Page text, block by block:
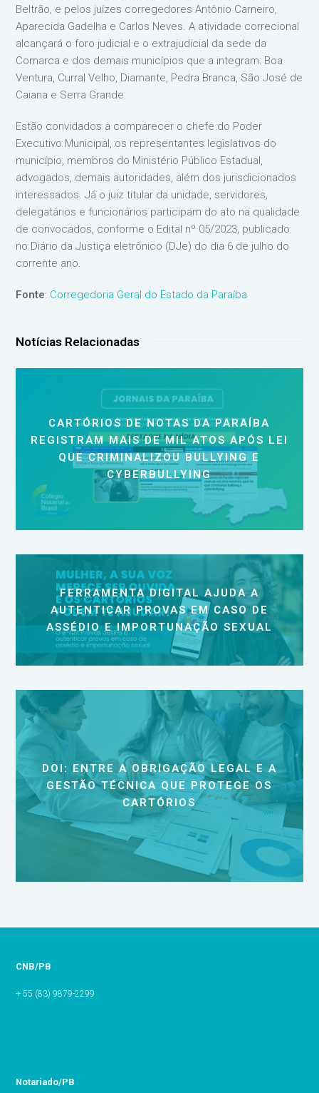
Beltrão, e pelos juízes corregedores Antônio Carneiro,
Aparecida Gadelha e Carlos Neves. A atividade correcional
alcançará o foro judicial e o extrajudicial da sede da
Comarca e dos demais municípios que a integram: Boa
Ventura, Curral Velho, Diamante, Pedra Branca, São José de
Caiana e Serra Grande.
Estão convidados a comparecer o chefe do Poder
Executivo Municipal, os representantes legislativos do
município, membros do Ministério Público Estadual,
advogados, demais autoridades, além dos jurisdicionados
interessados. Já o juiz titular da unidade, servidores,
delegatários e funcionários participam do ato na qualidade
de convocados, conforme o Edital nº 05/2023, publicado
no Diário da Justiça eletrônico (DJe) do dia 6 de julho do
corrente ano.
Fonte: Corregedoria Geral do Estado da Paraíba
Notícias Relacionadas
CARTÓRIOS DE NOTAS DA PARAÍBA
REGISTRAM MAIS DE MIL ATOS APÓS LEI
QUE CRIMINALIZOU BULLYING E
CYBERBULLYING
FERRAMENTA DIGITAL AJUDA A
AUTENTICAR PROVAS EM CASO DE
ASSÉDIO E IMPORTUNAÇÃO SEXUAL
DOI: ENTRE A OBRIGAÇÃO LEGAL E A
GESTÃO TÉCNICA QUE PROTEGE OS
CARTÓRIOS
CNB/PB
+ 55 (83) 9879-2299
Notariado/PB